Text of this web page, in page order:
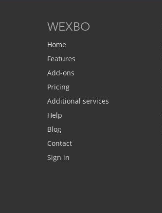
WEXBO
Home
Features
Add-ons
Pricing
Additional services
Help
Blog
Contact
Sign in